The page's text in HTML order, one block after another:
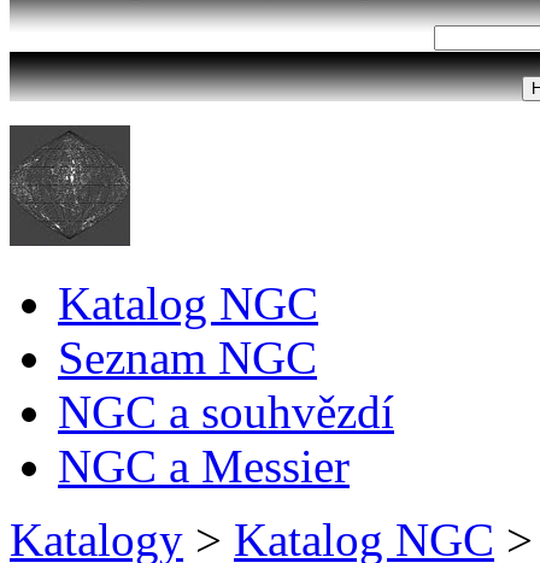
Katalog NGC
Seznam NGC
NGC a souhvězdí
NGC a Messier
Katalogy > Katalog NGC >